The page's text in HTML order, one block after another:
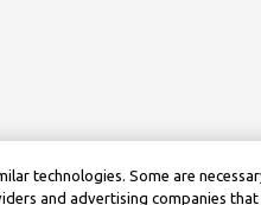
technologies. Some are
and advertising companies